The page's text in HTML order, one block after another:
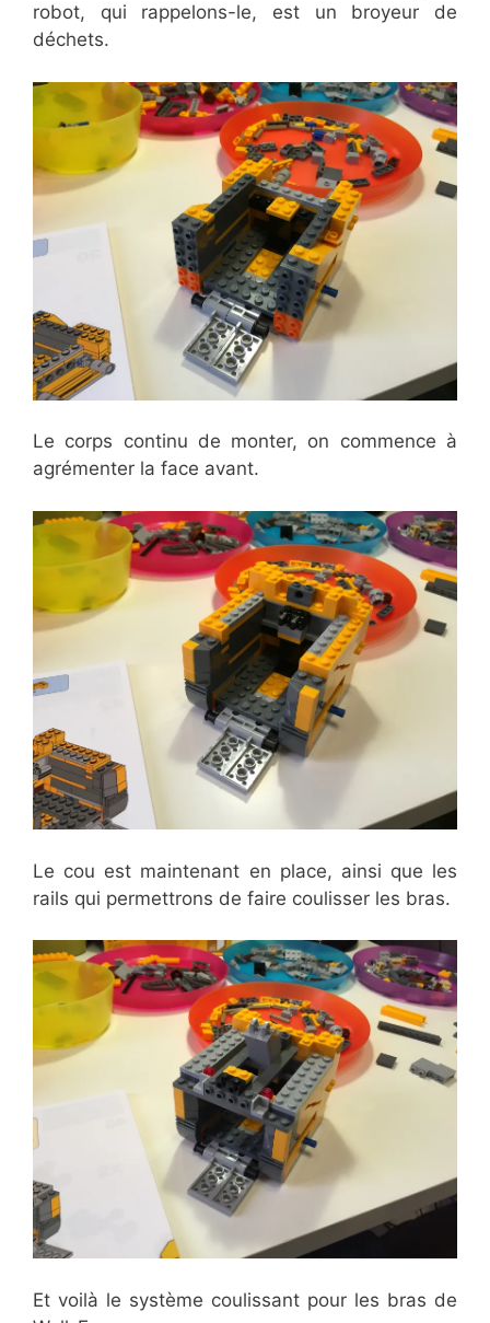
robot, qui rappelons-le, est un broyeur de
déchets.
Le corps continu de monter, on commence à
agrémenter la face avant.
Le cou est maintenant en place, ainsi que les
rails qui permettrons de faire coulisser les bras.
Et voilà le système coulissant pour les bras de